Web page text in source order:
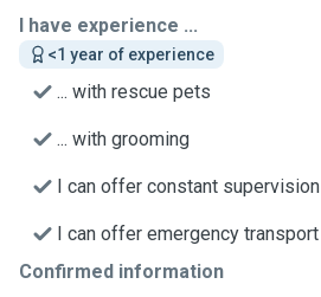
I have experience ...
<1 year of experience
... with rescue pets
... with grooming
I can offer constant supervision
I can offer emergency transport
Confirmed information